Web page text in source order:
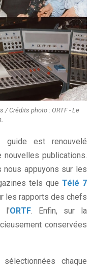
/ Crédits photo : ORTF - Le
est renouvelé
publications.
nous appuyons sur les
tels que Télé 7
les rapports des chefs
l'ORTF . Enfin, sur la
conservées
chaque